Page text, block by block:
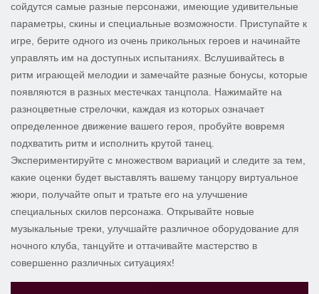
сойдутся самые разные персонажи, имеющие удивительные
параметры, скины и специальные возможности. Приступайте к
игре, берите одного из очень прикольных героев и начинайте
управлять им на доступных испытаниях. Вслушивайтесь в
ритм играющей мелодии и замечайте разные бонусы, которые
появляются в разных местечках танцпола. Нажимайте на
разноцветные стрелочки, каждая из которых означает
определенное движение вашего героя, пробуйте вовремя
подхватить ритм и исполнить крутой танец.
Экспериментируйте с множеством вариаций и следите за тем,
какие оценки будет выставлять вашему танцору виртуальное
жюри, получайте опыт и тратьте его на улучшение
специальных скилов персонажа. Открывайте новые
музыкальные треки, улучшайте различное оборудование для
ночного клуба, танцуйте и оттачивайте мастерство в
совершенно различных ситуациях!